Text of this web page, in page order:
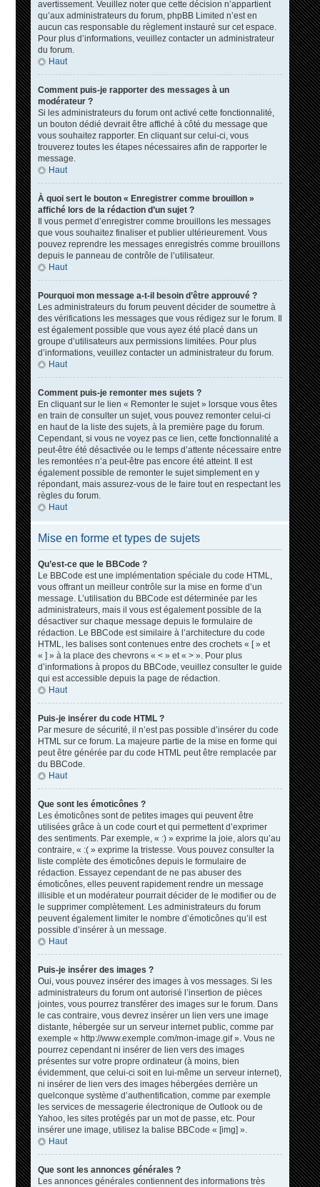
avertissement. Veuillez noter que cette décision n’appartient
qu’aux administrateurs du forum, phpBB Limited n’est en
aucun cas responsable du règlement instauré sur cet espace.
Pour plus d’informations, veuillez contacter un administrateur
du forum.
Haut
Comment puis-je rapporter des messages à un
modérateur ?
Si les administrateurs du forum ont activé cette fonctionnalité,
un bouton dédié devrait être affiché à côté du message que
vous souhaitez rapporter. En cliquant sur celui-ci, vous
trouverez toutes les étapes nécessaires afin de rapporter le
message.
Haut
À quoi sert le bouton « Enregistrer comme brouillon »
affiché lors de la rédaction d’un sujet ?
Il vous permet d’enregistrer comme brouillons les messages
que vous souhaitez finaliser et publier ultérieurement. Vous
pouvez reprendre les messages enregistrés comme brouillons
depuis le panneau de contrôle de l’utilisateur.
Haut
Pourquoi mon message a-t-il besoin d’être approuvé ?
Les administrateurs du forum peuvent décider de soumettre à
des vérifications les messages que vous rédigez sur le forum. Il
est également possible que vous ayez été placé dans un
groupe d’utilisateurs aux permissions limitées. Pour plus
d’informations, veuillez contacter un administrateur du forum.
Haut
Comment puis-je remonter mes sujets ?
En cliquant sur le lien « Remonter le sujet » lorsque vous êtes
en train de consulter un sujet, vous pouvez remonter celui-ci
en haut de la liste des sujets, à la première page du forum.
Cependant, si vous ne voyez pas ce lien, cette fonctionnalité a
peut-être été désactivée ou le temps d’attente nécessaire entre
les remontées n’a peut-être pas encore été atteint. Il est
également possible de remonter le sujet simplement en y
répondant, mais assurez-vous de le faire tout en respectant les
règles du forum.
Haut
Mise en forme et types de sujets
Qu’est-ce que le BBCode ?
Le BBCode est une implémentation spéciale du code HTML,
vous offrant un meilleur contrôle sur la mise en forme d’un
message. L’utilisation du BBCode est déterminée par les
administrateurs, mais il vous est également possible de la
désactiver sur chaque message depuis le formulaire de
rédaction. Le BBCode est similaire à l’architecture du code
HTML, les balises sont contenues entre des crochets « [ » et
« ] » à la place des chevrons « < » et « > ». Pour plus
d’informations à propos du BBCode, veuillez consulter le guide
qui est accessible depuis la page de rédaction.
Haut
Puis-je insérer du code HTML ?
Par mesure de sécurité, il n’est pas possible d’insérer du code
HTML sur ce forum. La majeure partie de la mise en forme qui
peut être générée par du code HTML peut être remplacée par
du BBCode.
Haut
Que sont les émoticônes ?
Les émoticônes sont de petites images qui peuvent être
utilisées grâce à un code court et qui permettent d’exprimer
des sentiments. Par exemple, « :) » exprime la joie, alors qu’au
contraire, « :( » exprime la tristesse. Vous pouvez consulter la
liste complète des émoticônes depuis le formulaire de
rédaction. Essayez cependant de ne pas abuser des
émoticônes, elles peuvent rapidement rendre un message
illisible et un modérateur pourrait décider de le modifier ou de
le supprimer complètement. Les administrateurs du forum
peuvent également limiter le nombre d’émoticônes qu’il est
possible d’insérer à un message.
Haut
Puis-je insérer des images ?
Oui, vous pouvez insérer des images à vos messages. Si les
administrateurs du forum ont autorisé l’insertion de pièces
jointes, vous pourrez transférer des images sur le forum. Dans
le cas contraire, vous devrez insérer un lien vers une image
distante, hébergée sur un serveur internet public, comme par
exemple « http://www.exemple.com/mon-image.gif ». Vous ne
pourrez cependant ni insérer de lien vers des images
présentes sur votre propre ordinateur (à moins, bien
évidemment, que celui-ci soit en lui-même un serveur internet),
ni insérer de lien vers des images hébergées derrière un
quelconque système d’authentification, comme par exemple
les services de messagerie électronique de Outlook ou de
Yahoo, les sites protégés par un mot de passe, etc. Pour
insérer une image, utilisez la balise BBCode « [img] ».
Haut
Que sont les annonces générales ?
Les annonces générales contiennent des informations très